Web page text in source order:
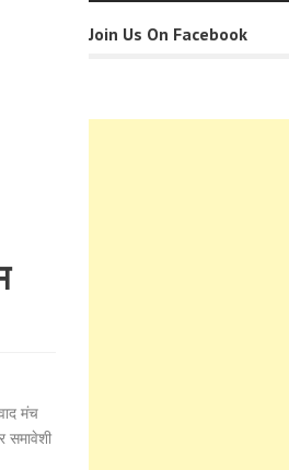
मंच
समावेशी
Join Us On Facebook